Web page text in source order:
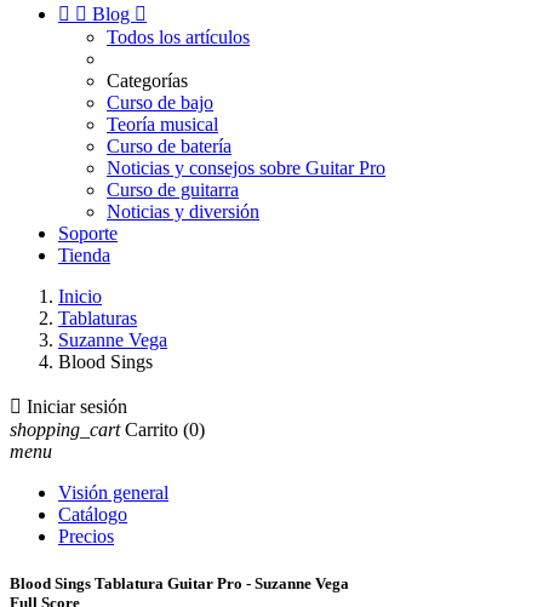
  Blog 
Todos los artículos
Categorías
Curso de bajo
Teoría musical
Curso de batería
Noticias y consejos sobre Guitar Pro
Curso de guitarra
Noticias y diversión
Soporte
Tienda
Inicio
Tablaturas
Suzanne Vega
Blood Sings
 Iniciar sesión
shopping_cart Carrito (0)
menu
Visión general
Catálogo
Precios
Blood Sings Tablatura Guitar Pro - Suzanne Vega
Full Score